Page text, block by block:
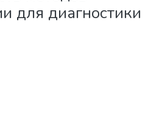
для диагностики